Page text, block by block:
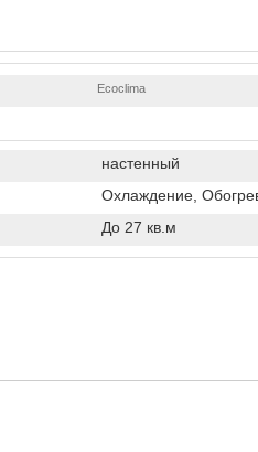
Ecoclima
настенный
Охлаждение,
До 27 кв.м